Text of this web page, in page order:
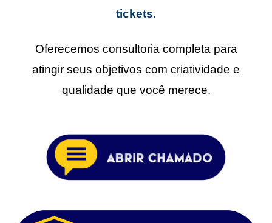
tickets.
Oferecemos consultoria completa para
atingir seus objetivos com criatividade e
qualidade que você merece.